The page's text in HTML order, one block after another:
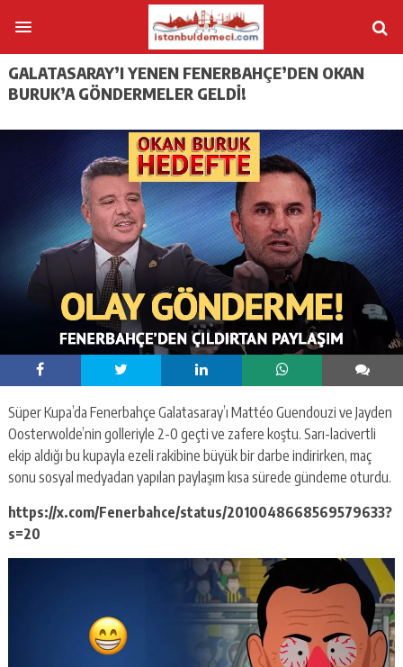
GALATASARAY’I YENEN FENERBAHÇE’DEN OKAN
BURUK’A GÖNDERMELER GELDI!
Süper Kupa’da Fenerbahçe Galatasaray’ı Mattéo Guendouzi ve Jayden
Oosterwolde’nin golleriyle 2-0 geçti ve zafere koştu. Sarı-lacivertli
ekip aldığı bu kupayla ezeli rakibine büyük bir darbe indirirken, maç
sonu sosyal medyadan yapılan paylaşım kısa sürede gündeme oturdu.
https://x.com/Fenerbahce/status/2010048668569579633?
s=20